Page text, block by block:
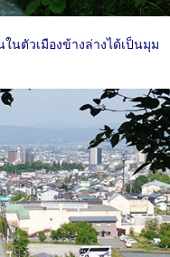
นตัวเมืองข้างล่างได้เป็นมุม